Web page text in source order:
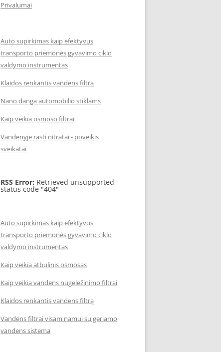
Privalumai
Auto supirkimas kaip efektyvus
transporto priemonės gyvavimo ciklo
valdymo instrumentas
Klaidos renkantis vandens filtrą
Nano danga automobilio stiklams
Kaip veikia osmoso filtrai
Vandenyje rasti nitratai - poveikis
sveikatai
RSS Error: Retrieved unsupported
status code "404"
Auto supirkimas kaip efektyvus
transporto priemonės gyvavimo ciklo
valdymo instrumentas
Kaip veikia atbulinis osmosas
Kaip veikia vandens nugeležinimo filtrai
Klaidos renkantis vandens filtrą
Vandens filtrai visam namui su geriamo
vandens sistema